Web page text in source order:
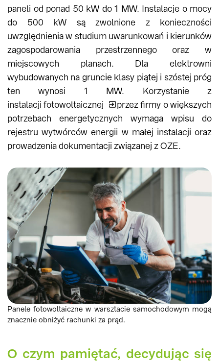
paneli od ponad 50 kW do 1 MW. Instalacje o mocy
do 500 kW są zwolnione z konieczności
uwzględnienia w studium uwarunkowań i kierunków
zagospodarowania przestrzennego oraz w
miejscowych planach. Dla elektrowni
wybudowanych na gruncie klasy piątej i szóstej próg
ten wynosi 1 MW. Korzystanie z
instalacji fotowoltaicznej
przez firmy o większych
potrzebach energetycznych wymaga wpisu do
rejestru wytwórców energii w małej instalacji oraz
prowadzenia dokumentacji związanej z OZE.
Panele fotowoltaiczne w warsztacie samochodowym mogą
znacznie obniżyć rachunki za prąd.
O czym pamiętać, decydując się